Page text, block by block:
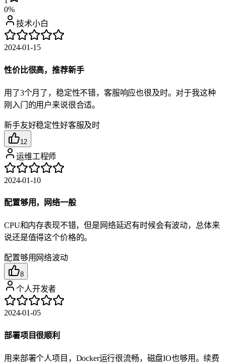
0%
技术小白
2024-01-15
性价比很高，推荐新手
用了3个月了，稳定性不错，客服响应也很及时。对于我这种
刚入门的用户来说很合适。
新手友好稳定性好客服及时
12
运维工程师
2024-01-10
配置够用，网络一般
CPU和内存表现不错，但是网络延迟有时候会有波动，总体来
说还是值得这个价格的。
配置够用 网络波动
8
个人开发者
2024-01-05
部署项目很顺利
用来部署个人项目，Docker运行很流畅，磁盘IO也够用。续费